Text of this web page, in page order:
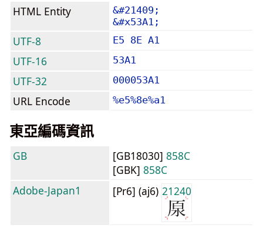
HTML Entity
&#21409;
&#x53A1;
UTF-8 E5 8E A1
UTF-16 53A1
UTF-32 000053A1
URL Encode %e5%8e%a1
東亞編碼資訊
GB [GB18030] 858C
[GBK] 858C
Adobe-Japan1
[Pr6] (aj6) 21240